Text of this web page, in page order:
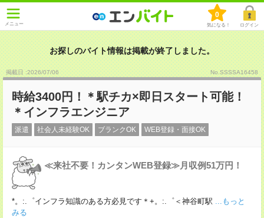
メニュー
0
気になる！ ログイン
お探しのバイト情報は掲載が終了しました。
掲載日 :2026/07/06 No.SSSSA16458
時給3400円！＊駅チカ×即日スタート可能！
＊インフラエンジニア
派遣 社会人未経験OK ブランクOK WEB登録・面接OK
≪来社不要！カンタンWEB登録≫月収例51万円！
*。:.゜インフラ知識のある方必見です＊+。:.゜＜神谷町駅 ...もっと
みる